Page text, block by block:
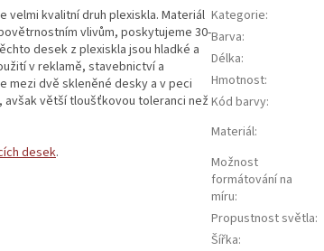
velmi kvalitní druh plexiskla. Materiál
vlivům, poskytujeme 30-
desek z plexiskla jsou hladké a
v reklamě, stavebnictví a
mezi dvě skleněné desky a v peci
avšak větší tloušťkovou toleranci než
desek.
Kategorie:
Barva:
Délka:
Hmotnost:
Kód barvy:
Materiál:
Možnost
formátování na
míru:
Propustnost světla:
Šířka: